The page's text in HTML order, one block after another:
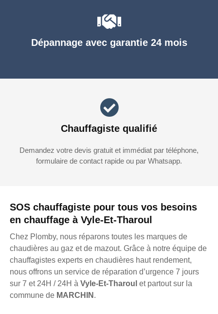
SOS chauffagiste pour tous vos besoins
en chauffage à Vyle-Et-Tharoul
Chez Plomby, nous réparons toutes les marques de
chaudières au gaz et de mazout. Grâce à notre équipe de
chauffagistes experts en chaudières haut rendement,
nous offrons un service de réparation d’urgence 7 jours
sur 7 et 24H / 24H à Vyle-Et-Tharoul et partout sur la
commune de MARCHIN .
Dépannage avec garantie 24 mois
Chauffagiste qualifié
Demandez votre devis gratuit et immédiat par téléphone,
formulaire de contact rapide ou par Whatsapp.